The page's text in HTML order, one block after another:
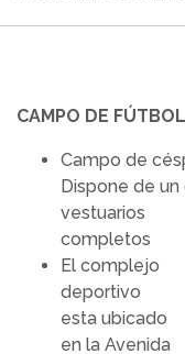
CAMPO DE FÚTBOL
Campo de
Dispone de
vestuarios
completos
El complejo
deportivo
esta ubicado
en la Avenida